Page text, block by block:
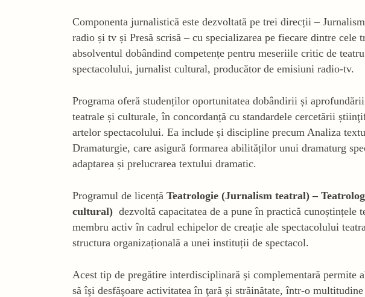
Componenta jurnalistică este dezvoltată pe trei direcții –
radio și tv și Presă scrisă – cu specializarea pe fiecare dintre cele
absolventul dobândind competențe pentru meseriile critic de
spectacolului, jurnalist cultural, producător de emisiuni radio-tv.
Programa oferă studenților oportunitatea dobândirii și
teatrale și culturale, în concordanță cu standardele cercetării
artelor spectacolului. Ea include și discipline precum Analiza
Dramaturgie, care asigură formarea abilităților unui dramaturg
adaptarea și prelucrarea textului dramatic.
Programul de licență Teatrologie (Jurnalism teatral) –
cultural) dezvoltă capacitatea de a pune în practică cunoștințele
membru activ în cadrul echipelor de creație ale spectacolului
structura organizațională a unei instituții de spectacol.
Acest tip de pregătire interdisciplinară și complementară permite
să îşi desfăşoare activitatea în ţară şi străinătate, într-o